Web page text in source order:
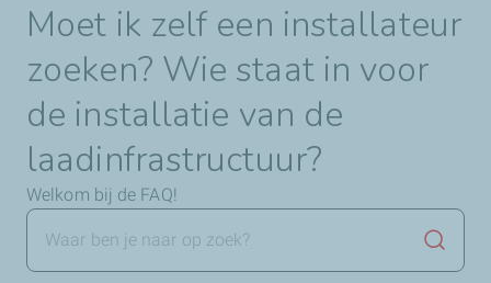
Moet ik zelf een installateur
zoeken? Wie staat in voor
de installatie van de
laadinfrastructuur?
Welkom bij de FAQ!